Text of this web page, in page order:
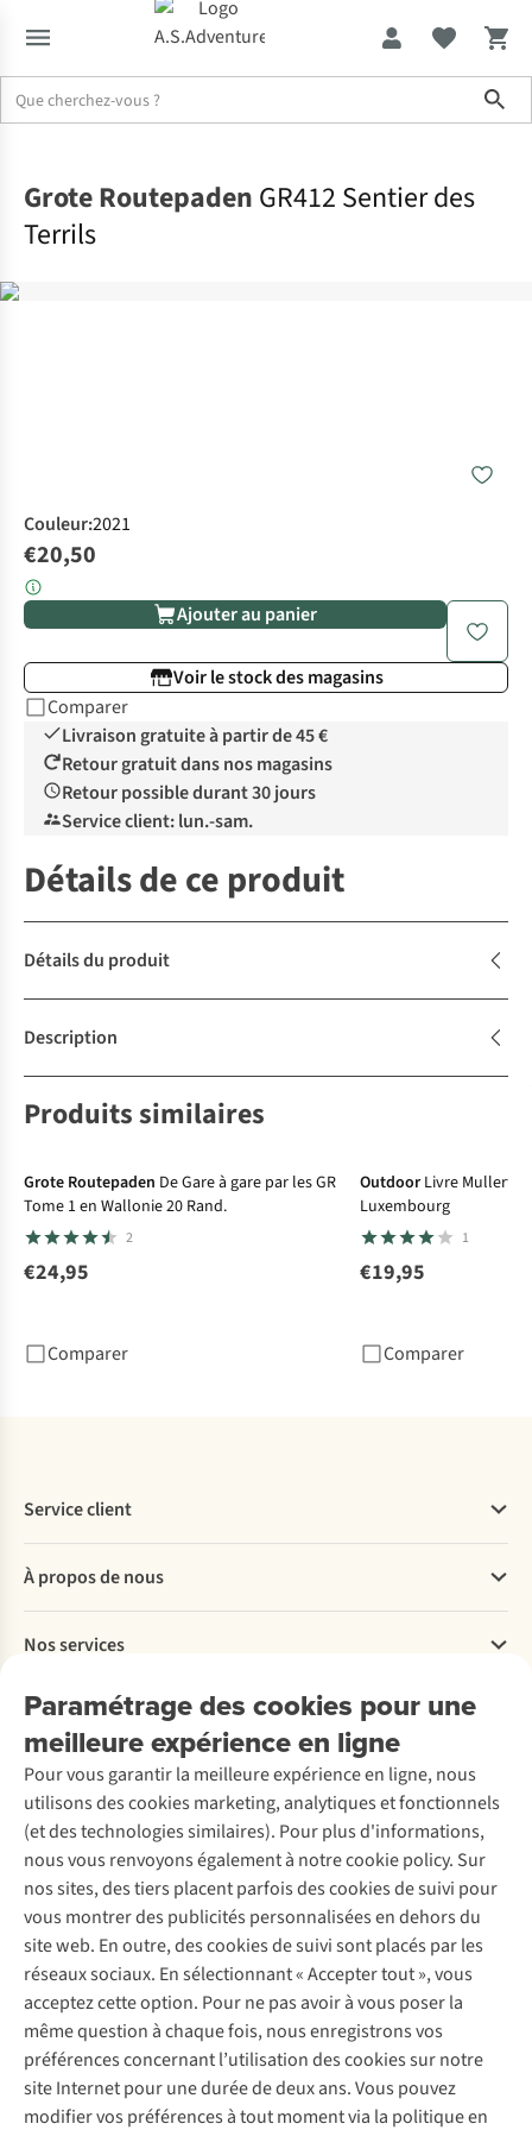
Grote Routepaden GR412 Sentier des
Terrils
Couleur:2021
€20,50
Ajouter au panier
Voir le stock des magasins
Comparer
Livraison gratuite à partir de 45 €
Retour gratuit dans nos magasins
Retour possible durant 30 jours
Service client: lun.-sam.
Détails de ce produit
Détails du produit
Description
Produits similaires
Grote Routepaden De Gare à gare par les GR
Tome 1 en Wallonie 20 Rand.
2
€24,95
Comparer
Outdoor Livre
Luxembourg
1
€19,95
Comparer
Paramétrage des cookies pour une
meilleure expérience en ligne
Pour vous garantir la meilleure expérience en ligne, nous
utilisons des cookies marketing, analytiques et fonctionnels
(et des technologies similaires). Pour plus d'informations,
nous vous renvoyons également à notre cookie policy. Sur
nos sites, des tiers placent parfois des cookies de suivi pour
vous montrer des publicités personnalisées en dehors du
site web. En outre, des cookies de suivi sont placés par les
réseaux sociaux. En sélectionnant « Accepter tout », vous
acceptez cette option. Pour ne pas avoir à vous poser la
même question à chaque fois, nous enregistrons vos
préférences concernant l’utilisation des cookies sur notre
site Internet pour une durée de deux ans. Vous pouvez
modifier vos préférences à tout moment via la politique en
Service client
Commander
Payer
Livraison
Rétractation d'une commande
Entretien & réparations
Garantie
Contactez-nous
À propos de nous
Explore More
À propos d’Ayacucho
Nos magasins
À propos d’A.S.Adventure
Déclaration d'accessibilité
Nos services
Location / Location sports d’hiver
Entretien de ski
Service de lavage
Entretien de chaussures
Réparation de chaussures
Réparation de vêtements
Retouches
Pour les entreprises
Découvrez
A.S.Magazine
Explore Camp
Gear Check
Expertise & conseils
Abonnez-vous à la newsletter
Suivez-nous
Mentions légales
Politique de confidentialité